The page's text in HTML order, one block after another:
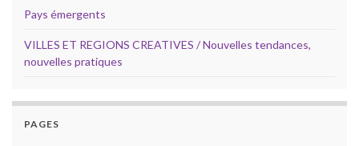
Pays émergents
VILLES ET REGIONS CREATIVES / Nouvelles tendances,
nouvelles pratiques
PAGES